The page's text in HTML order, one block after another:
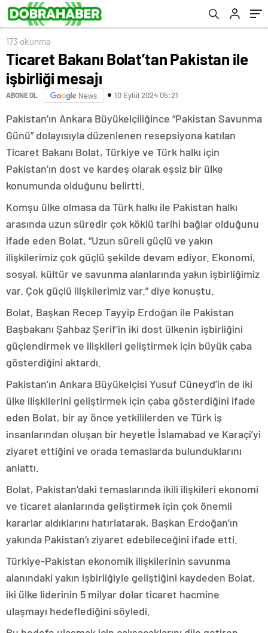
173 okunma
Ticaret Bakanı Bolat’tan Pakistan ile
işbirliği mesajı
ABONE OL News 10 Eylül 2024 05:21
Pakistan’ın Ankara Büyükelçiliğince “Pakistan Savunma
Günü” dolayısıyla düzenlenen resepsiyona katılan
Ticaret Bakanı Bolat, Türkiye ve Türk halkı için
Pakistan’ın dost ve kardeş olarak eşsiz bir ülke
konumunda olduğunu belirtti.
Komşu ülke olmasa da Türk halkı ile Pakistan halkı
arasında uzun süredir çok köklü tarihi bağlar olduğunu
ifade eden Bolat, “Uzun süreli güçlü ve yakın
ilişkilerimiz çok güçlü şekilde devam ediyor. Ekonomi,
sosyal, kültür ve savunma alanlarında yakın işbirliğimiz
var. Çok güçlü ilişkilerimiz var.” diye konuştu.
Bolat, Başkan Recep Tayyip Erdoğan ile Pakistan
Başbakanı Şahbaz Şerif’in iki dost ülkenin işbirliğini
güçlendirmek ve ilişkileri geliştirmek için büyük çaba
gösterdiğini aktardı.
Pakistan’ın Ankara Büyükelçisi Yusuf Cüneyd’in de iki
ülke ilişkilerini geliştirmek için çaba gösterdiğini ifade
eden Bolat, bir ay önce yetkililerden ve Türk iş
insanlarından oluşan bir heyetle İslamabad ve Karaçi’yi
ziyaret ettiğini ve orada temaslarda bulunduklarını
anlattı.
Bolat, Pakistan’daki temaslarında ikili ilişkileri ekonomi
ve ticaret alanlarında geliştirmek için çok önemli
kararlar aldıklarını hatırlatarak, Başkan Erdoğan’ın
yakında Pakistan’ı ziyaret edebileceğini ifade etti.
Türkiye-Pakistan ekonomik ilişkilerinin savunma
alanındaki yakın işbirliğiyle geliştiğini kaydeden Bolat,
iki ülke liderinin 5 milyar dolar ticaret hacmine
ulaşmayı hedeflediğini söyledi.